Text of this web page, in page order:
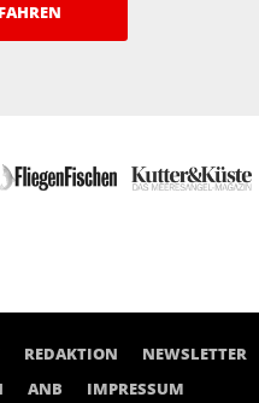
REDAKTION
NEWSLETTER
ANB
IMPRESSUM